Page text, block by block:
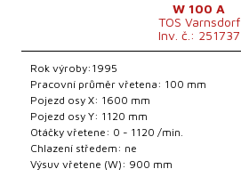
W 100 A
TOS Varnsdorf
Inv. č.: 251737
Rok výroby:1995
Pracovní průměr vřetena: 100 mm
Pojezd osy X: 1600 mm
Pojezd osy Y: 1120 mm
Otáčky vřetene: 0 - 1120 /min.
Chlazení středem: ne
Výsuv vřetene (W): 900 mm